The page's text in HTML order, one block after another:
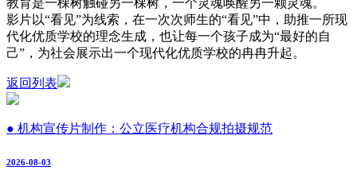
教育是一棵树触碰另一棵树，一个灵魂唤醒另一颗灵魂。
影片以“看见”为线索，在一次次师生的“看见”中，助推一所现
代化优质学校的理念生成，也让每一个孩子成为“最好的自
己”，为社会展示出一个现代化优质学校的冉冉升起。
返回列表
● 机构宣传片制作：公立医疗机构合规拍摄规范
2026-08-03